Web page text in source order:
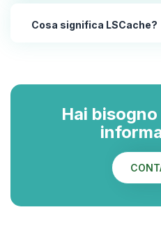
Cosa significa LSCache?
Hai